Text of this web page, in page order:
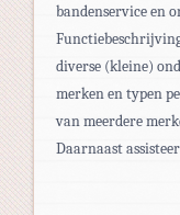
bandenservice en
diverse (kleine)
merken en typen
van meerdere
Daarnaast